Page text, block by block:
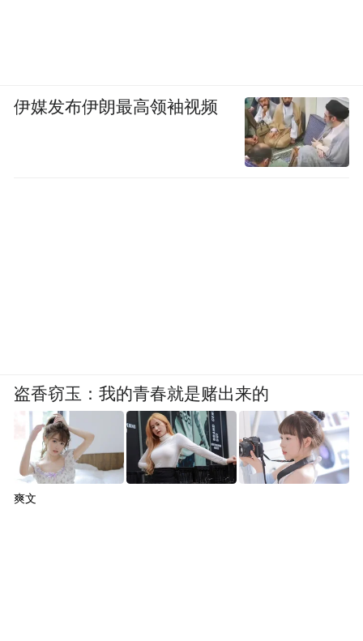
伊媒发布伊朗最高领袖视频
盗香窃玉：我的青春就是赌出来的
爽文